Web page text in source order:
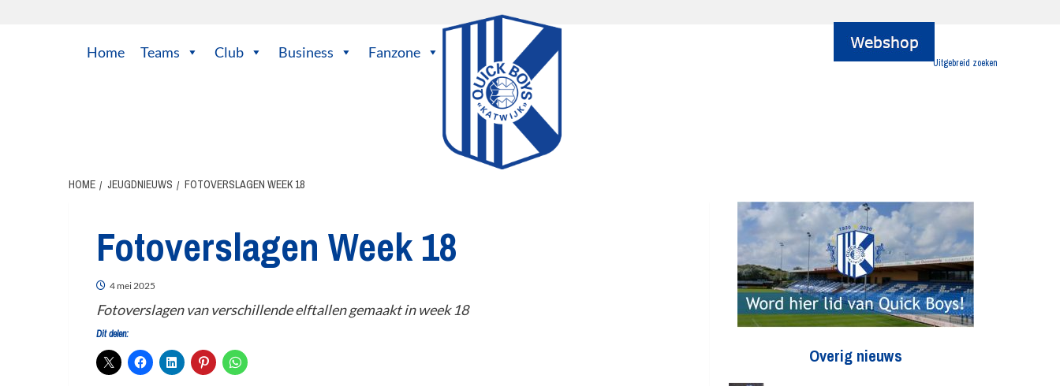
Home Teams Club Business Fanzone
Uitgebreid zoeken
HOME JEUGDNIEUWS FOTOVERSLAGEN WEEK 18
Fotoverslagen Week 18
4 mei 2025
Fotoverslagen van verschillende elftallen gemaakt in week 18
Dit delen:
Overig nieuws